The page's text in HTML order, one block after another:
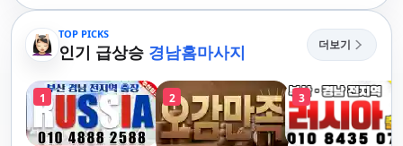
TOP PICKS
인기 급상승 경남홈마사지 더보기
1 2 3